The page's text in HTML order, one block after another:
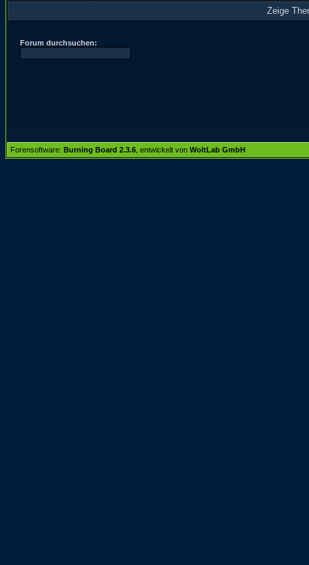
Zeige
Forum durchsuchen:
Forensoftware: Burning Board 2.3.6 , entwickelt von WoltLab GmbH